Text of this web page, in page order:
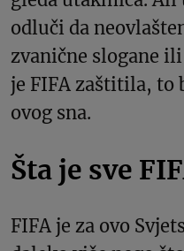
odluči da
zvanične slogane
je FIFA zaštitila, to
ovog sna.
Šta je sve
FIFA je za ovo